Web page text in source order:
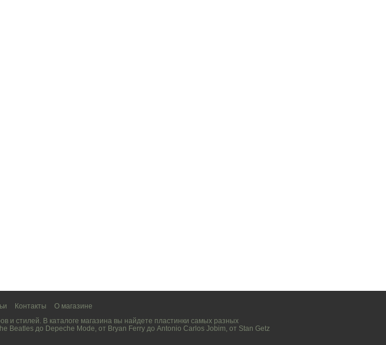
Контакты
О магазине
и стилей. В каталоге магазина вы найдете пластинки самых разных
Beatles до Depeche Mode, от Bryan Ferry до Antonio Carlos Jobim, от Stan Getz